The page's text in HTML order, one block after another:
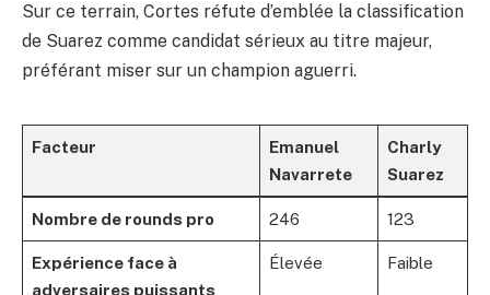
Sur ce terrain, Cortes réfute d’emblée la classification
de Suarez comme candidat sérieux au titre majeur,
préférant miser sur un champion aguerri.
Facteur
Emanuel
Navarrete
Charly
Suarez
Nombre de rounds pro 246 123
Expérience face à
adversaires puissants
Élevée Faible